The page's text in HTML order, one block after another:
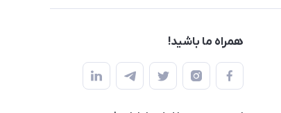
همراه ما باشید!